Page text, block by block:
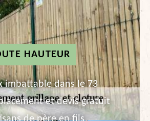
HAUTEUR
imbattable dans le 73
et devis gratuit